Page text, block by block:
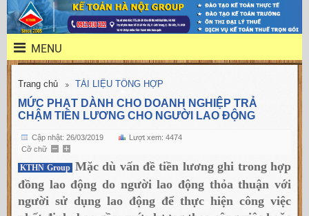
MENU
Trang chủ TÀI LIỆU TỔNG HỢP
MỨC PHẠT DÀNH CHO DOANH NGHIỆP TRẢ
CHẬM TIỀN LƯƠNG CHO NGƯỜI LAO ĐỘNG
Cập nhật: 26/03/2019
Lượt xem: 4474
Cỡ chữ
KTHN Group Mặc dù vấn đề tiền lương ghi trong hợp
đồng lao động do người lao động thỏa thuận với
người sử dụng lao động để thực hiện công việc